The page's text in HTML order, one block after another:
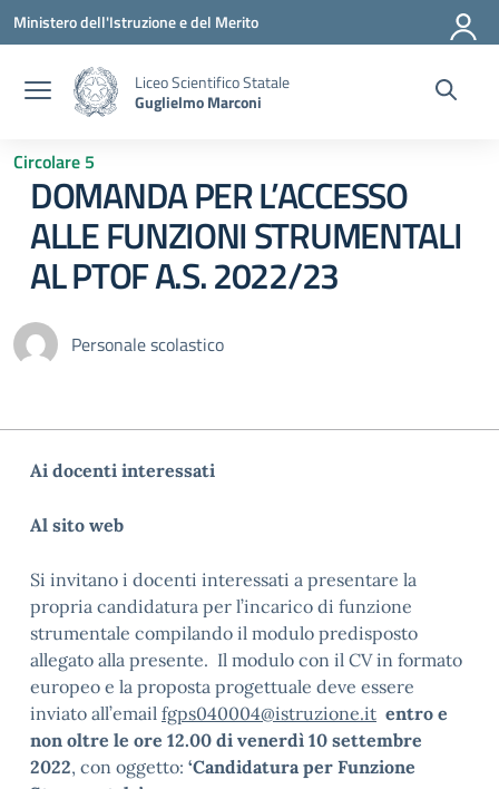
Vai ai contenuti
Vai al menu di navigazione
Vai al footer
Ministero dell'Istruzione e del Merito
Liceo Scientifico Statale
Guglielmo Marconi
Circolare 5
DOMANDA PER L’ACCESSO
ALLE FUNZIONI STRUMENTALI
AL PTOF A.S. 2022/23
Personale scolastico
Ai docenti interessati
Al sito web
Si invitano i docenti interessati a presentare la
propria candidatura per l’incarico di funzione
strumentale compilando il modulo predisposto
allegato alla presente. Il modulo con il CV in formato
europeo e la proposta progettuale deve essere
inviato all’email fgps040004@istruzione.it entro e
non oltre le ore 12.00 di venerdì 10 settembre
2022, con oggetto: ‘Candidatura per Funzione